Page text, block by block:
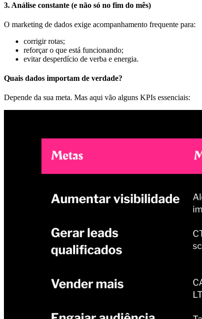
3. Análise constante (e não só no fim do mês)
O marketing de dados exige acompanhamento frequente para:
corrigir rotas;
reforçar o que está funcionando;
evitar desperdício de verba e energia.
Quais dados importam de verdade?
Depende da sua meta. Mas aqui vão alguns KPIs essenciais: